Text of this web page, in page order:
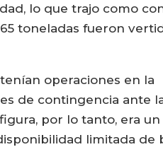
lo que trajo como
toneladas fueron
operaciones en la
de contingencia ante
por lo tanto, era un
limitada